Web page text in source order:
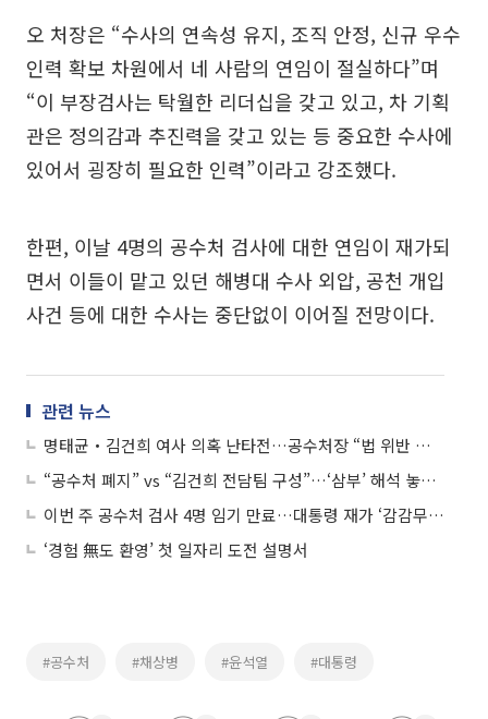
오 처장은 “수사의 연속성 유지, 조직 안정, 신규 우수
인력 확보 차원에서 네 사람의 연임이 절실하다”며
“이 부장검사는 탁월한 리더십을 갖고 있고, 차 기획
관은 정의감과 추진력을 갖고 있는 등 중요한 수사에
있어서 굉장히 필요한 인력”이라고 강조했다.
한편, 이날 4명의 공수처 검사에 대한 연임이 재가되
면서 이들이 맡고 있던 해병대 수사 외압, 공천 개입
사건 등에 대한 수사는 중단없이 이어질 전망이다.
관련 뉴스
명태균‧김건희 여사 의혹 난타전…공수처장 “법 위반 여부 검토”
“공수처 폐지” vs “김건희 전담팀 구성”…‘삼부’ 해석 놓고 설전도
이번 주 공수처 검사 4명 임기 만료…대통령 재가 ‘감감무소식’
‘경험 無도 환영’ 첫 일자리 도전 설명서
#공수처 #채상병 #윤석열 #대통령